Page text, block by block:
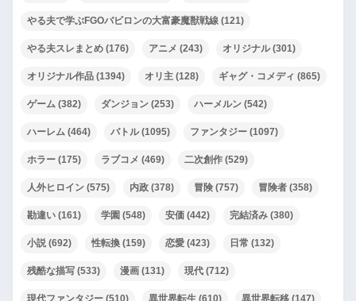
やる夫で学ぶFGOバビロンの大富豪魔獣戦線 (121)
やる夫スレまとめ (176) アニメ (243) オリジナル(301)
オリジナル作品 (1394) オリ主 (128) ギャグ・コメディ (865)
ゲーム (382) ダンジョン (253) ハーメルン (542)
ハーレム (464) バトル(1095) ファンタジー (1097)
ホラー (175) ラブコメ (469) 二次創作 (529)
人外ヒロイン (575) 内政 (378) 冒険 (757) 冒険者 (358)
勘違い (161) 学園 (548) 安価 (442) 完結済み (380)
小説(692) 性転換 (159) 恋愛 (423) 日常 (132)
残酷な描写 (533) 漫画 (131) 現代 (712)